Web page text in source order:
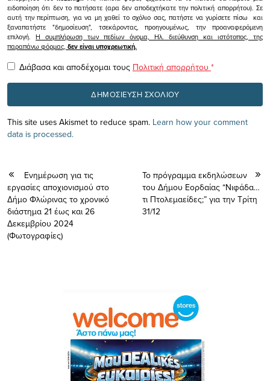
ειδοποίηση ότι δεν το πατήσατε (αρα δεν αποδεχτήκατε την πολιτική απορρήτου). Σε
αυτή την περίπτωση, για να μη χαθεί το σχόλιο σας, πατήστε να γυρίσετε πίσω και
ξαναπατήστε "δημοσίευση", τσεκάροντας, προηγουμένως, την προαναφερόμενη
επιλογή.Η συμπλήρωση των πεδίων όνομα, Ηλ. διεύθυνση και ιστότοπος, της
παραπάνω φόρμας, δεν είναι υποχρεωτική.
Διάβασα και αποδέχομαι τους Πολιτική απορρήτου *
This site uses Akismet to reduce spam. Learn how your comment
data is processed.
Ενημέρωση για τις
εργασίες αποχιονισμού στο
Δήμο Φλώρινας το χρονικό
διάστημα 21 έως και 26
Δεκεμβρίου 2024
(Φωτογραφίες)
To πρόγραμμα εκδηλώσεων
του Δήμου Εορδαίας “Νιφάδα…
τι Πτολεμαείδες;” για την Τρίτη
31/12